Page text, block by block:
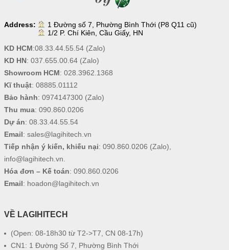
Address:
1 Đường số 7, Phường Bình Thới (P8 Q11 cũ)
1/2 P. Chí Kiên, Cầu Giấy, HN
KD HCM:08.33.44.55.54(Zalo)
KD HN: 037.655.00.64(Zalo)
Showroom HCM: 028.3962.1368
Kĩ thuật: 08885.01112
Bảo hành: 0974147300(Zalo)
Thu mua: 090.860.0206
Dự án: 08.33.44.55.54
Email: sales@lagihitech.vn
Tiếp nhận ý kiến, khiếu nại: 090.860.0206 (Zalo),
info@lagihitech.vn
Hóa đơn – Kế toán: 090.860.0206
Email: hoadon@lagihitech.vn
VỀ LAGIHITECH
(Open: 08-18h30 từ T2->T7, CN 08-17h)
CN1: 1 Đường Số 7, Phường Bình Thới